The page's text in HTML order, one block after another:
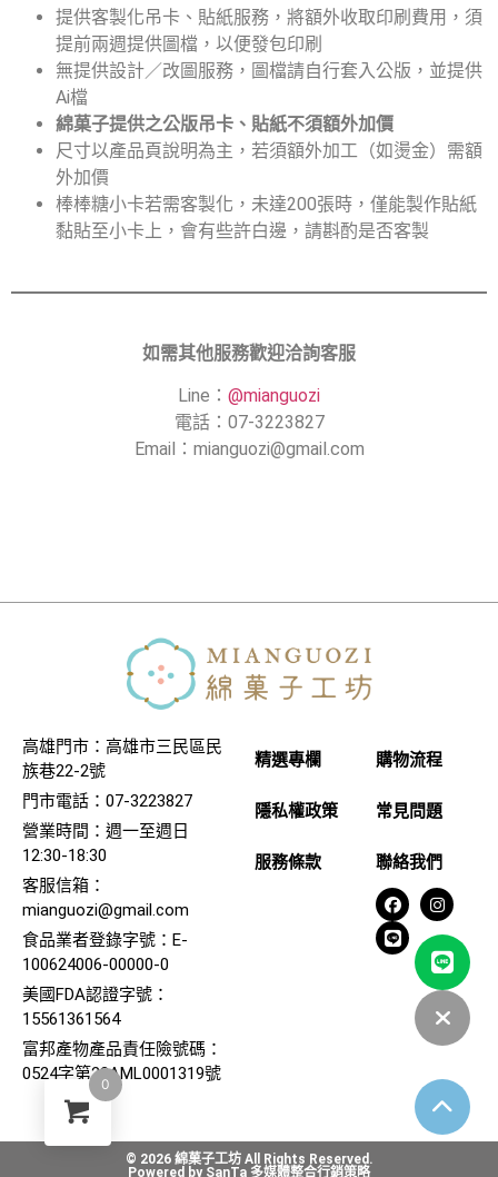
提供客製化吊卡、貼紙服務，將額外收取印刷費用，須
提前兩週提供圖檔，以便發包印刷
無提供設計／改圖服務，圖檔請自行套入公版，並提供
Ai檔
綿菓子提供之公版吊卡、貼紙不須額外加價
尺寸以產品頁說明為主，若須額外加工（如燙金）需額
外加價
棒棒糖小卡若需客製化，未達200張時，僅能製作貼紙
黏貼至小卡上，會有些許白邊，請斟酌是否客製
如需其他服務歡迎洽詢客服
Line： @mianguozi
電話：07-3223827
Email： mianguozi@gmail.com
高雄門市：高雄市三民區民
族巷22-2號
門市電話：07-3223827
營業時間：週一至週日
12:30-18:30
客服信箱：
mianguozi@gmail.com
食品業者登錄字號：E-
100624006-00000-0
美國FDA認證字號：
15561361564
富邦產物產品責任險號碼：
0524字第22AML0001319號
精選專欄
隱私權政策
服務條款
購物流程
常見問題
聯絡我們
© 2026 綿菓子工坊 All Rights Reserved.
Powered by SanTa 多媒體整合行銷策略
0